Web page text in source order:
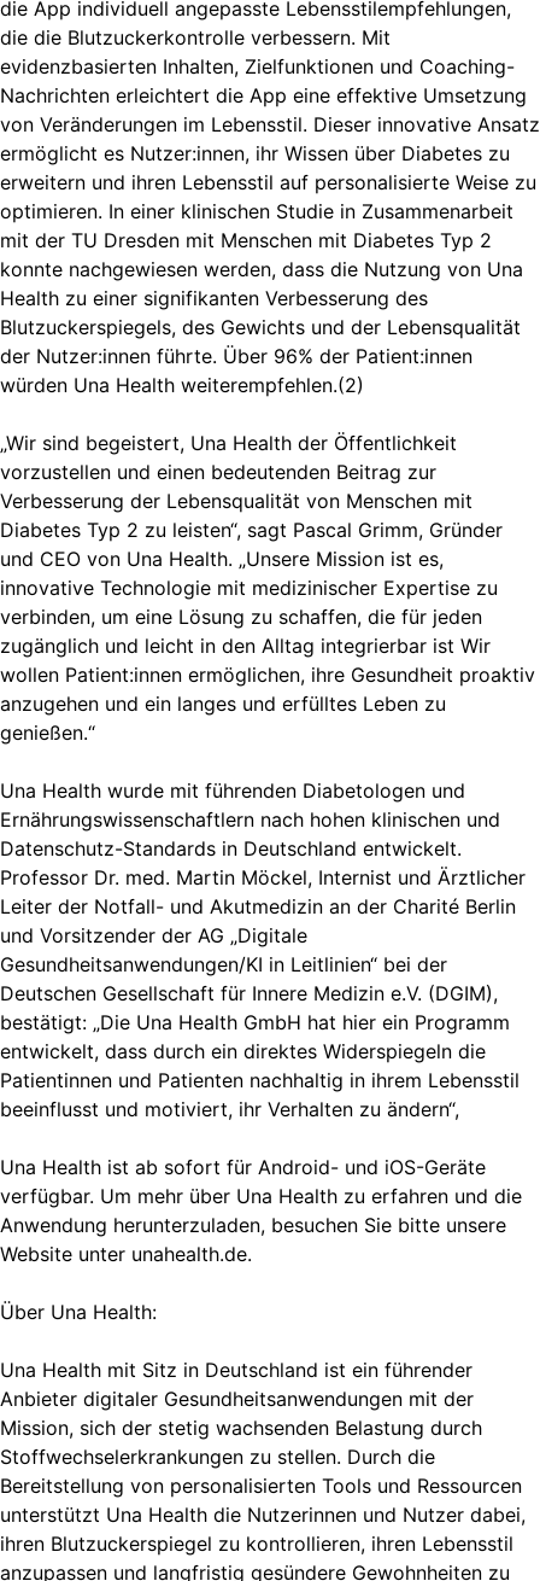
die App individuell angepasste Lebensstilempfehlungen,
die die Blutzuckerkontrolle verbessern. Mit
evidenzbasierten Inhalten, Zielfunktionen und Coaching-
Nachrichten erleichtert die App eine effektive Umsetzung
von Veränderungen im Lebensstil. Dieser innovative Ansatz
ermöglicht es Nutzer:innen, ihr Wissen über Diabetes zu
erweitern und ihren Lebensstil auf personalisierte Weise zu
optimieren. In einer klinischen Studie in Zusammenarbeit
mit der TU Dresden mit Menschen mit Diabetes Typ 2
konnte nachgewiesen werden, dass die Nutzung von Una
Health zu einer signifikanten Verbesserung des
Blutzuckerspiegels, des Gewichts und der Lebensqualität
der Nutzer:innen führte. Über 96% der Patient:innen
würden Una Health weiterempfehlen.(2)
„Wir sind begeistert, Una Health der Öffentlichkeit
vorzustellen und einen bedeutenden Beitrag zur
Verbesserung der Lebensqualität von Menschen mit
Diabetes Typ 2 zu leisten“, sagt Pascal Grimm, Gründer
und CEO von Una Health. „Unsere Mission ist es,
innovative Technologie mit medizinischer Expertise zu
verbinden, um eine Lösung zu schaffen, die für jeden
zugänglich und leicht in den Alltag integrierbar ist Wir
wollen Patient:innen ermöglichen, ihre Gesundheit proaktiv
anzugehen und ein langes und erfülltes Leben zu
genießen.“
Una Health wurde mit führenden Diabetologen und
Ernährungswissenschaftlern nach hohen klinischen und
Datenschutz-Standards in Deutschland entwickelt.
Professor Dr. med. Martin Möckel, Internist und Ärztlicher
Leiter der Notfall- und Akutmedizin an der Charité Berlin
und Vorsitzender der AG „Digitale
Gesundheitsanwendungen/KI in Leitlinien“ bei der
Deutschen Gesellschaft für Innere Medizin e.V. (DGIM),
bestätigt: „Die Una Health GmbH hat hier ein Programm
entwickelt, dass durch ein direktes Widerspiegeln die
Patientinnen und Patienten nachhaltig in ihrem Lebensstil
beeinflusst und motiviert, ihr Verhalten zu ändern“,
Una Health ist ab sofort für Android- und iOS-Geräte
verfügbar. Um mehr über Una Health zu erfahren und die
Anwendung herunterzuladen, besuchen Sie bitte unsere
Website unter unahealth.de.
Über Una Health:
Una Health mit Sitz in Deutschland ist ein führender
Anbieter digitaler Gesundheitsanwendungen mit der
Mission, sich der stetig wachsenden Belastung durch
Stoffwechselerkrankungen zu stellen. Durch die
Bereitstellung von personalisierten Tools und Ressourcen
unterstützt Una Health die Nutzerinnen und Nutzer dabei,
ihren Blutzuckerspiegel zu kontrollieren, ihren Lebensstil
anzupassen und langfristig gesündere Gewohnheiten zu